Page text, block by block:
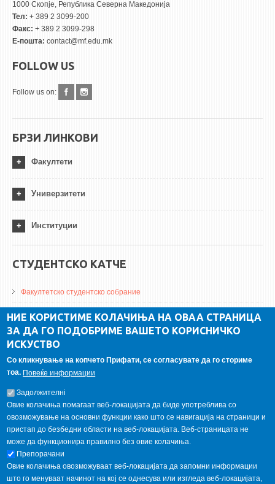
1000 Скопје, Република Северна Македонија
Тел: + 389 2 3099-200
Факс: + 389 2 3099-298
Е-пошта: contact@mf.edu.mk
FOLLOW US
Follow us on:
БРЗИ ЛИНКОВИ
Факултети
Универзитети
Институции
СТУДЕНТСКО КАТЧЕ
Факултетско студентско собрание
ДА Винчи магазин
Алумни асоцијација
ГАЛЕРИЈА
НИЕ КОРИСТИМЕ КОЛАЧИЊА НА ОВАА СТРАНИЦА
ЗА ДА ГО ПОДОБРИМЕ ВАШЕТО КОРИСНИЧКО
ИСКУСТВО
Со кликнување на копчето Прифати, се согласувате да го сториме
тоа. Повеќе информации
Задолжителнi
Овие колачиња помагаат веб-локацијата да биде употреблива со
овозможување на основни функции како што се навигација на страници и
пристап до безбедни области на веб-локацијата. Веб-страницата не
може да функционира правилно без овие колачиња.
Препорачани
Овие колачиња овозможуваат веб-локацијата да запомни информации
што го менуваат начинот на кој се однесува или изгледа веб-локацијата,